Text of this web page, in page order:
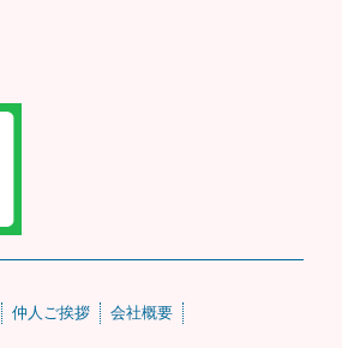
仲人ご挨拶
会社概要